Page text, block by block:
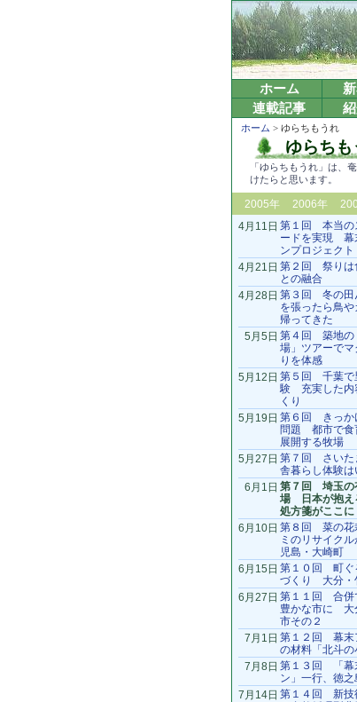
ホーム
連載記事
ホーム > ゆらちもうれ
ゆらちも
「ゆらちもうれ」は、
けたらと思います。
2005年 2006年
4月11日 第１回 本当の
ードを実現 幕
ンプロジェクト
4月21日 第２回 祭りは
との融合
4月28日 第３回 冬の田
を張ったら鳥
帰ってきた
5月5日 第４回 築地の
場」ツアーでマ
りを体感
5月12日 第５回 千葉で
験 充実した内
くり
5月19日 第６回 きっか
問題 都市で食
展開する牧場
5月27日 第７回 さいた
舎暮らし体験は
6月1日 第７回 埼玉の
場 日本が抱え
処方箋がここに
6月10日 第８回 菜の花
ミのリサイク
児島・大崎町
6月15日 第１０回 町ぐ
づくり 大分・
6月27日 第１１回 合併
豊かな市に 大
市その２
7月1日 第１２回 幕末
の材料「北斗の
7月8日 第１３回 「幕
ン」一行、徳之
7月14日 第１４回 新技